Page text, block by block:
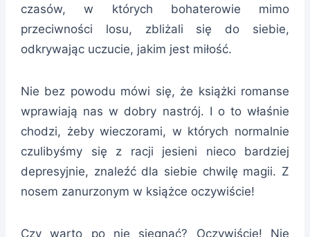
czasów, w których bohaterowie mimo
przeciwności losu, zbliżali się do siebie,
odkrywając uczucie, jakim jest miłość.
Nie bez powodu mówi się, że książki romanse
wprawiają nas w dobry nastrój. I o to właśnie
chodzi, żeby wieczorami, w których normalnie
czulibyśmy się z racji jesieni nieco bardziej
depresyjnie, znaleźć dla siebie chwilę magii. Z
nosem zanurzonym w książce oczywiście!
Czy warto po nie sięgnąć? Oczywiście! Nie